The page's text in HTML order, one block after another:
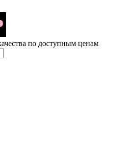
по доступным ценам